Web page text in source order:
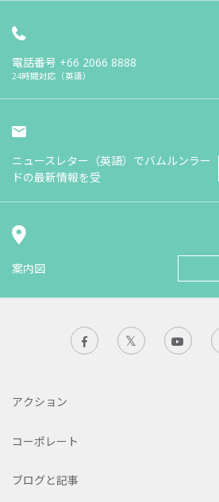
電話番号 +66 2066 8888
24時間対応（英語）
ニュースレター（英語）でバムルンラー
ドの最新情報を受
案内図
アクション
コーポレート
ブログと記事